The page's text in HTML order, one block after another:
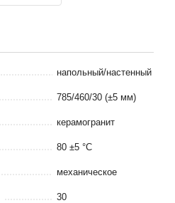
напольный/настенный
785/460/30 (±5 мм)
керамогранит
80 ±5 °С
механическое
30